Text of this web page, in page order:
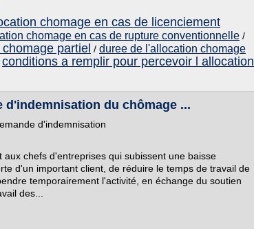
chomage en cas de licenciement
chomage en cas de rupture conventionnelle /
partiel / duree de l'allocation chomage
conditions a remplir pour percevoir l allocation
d'indemnisation du chômage ...
d'indemnisation
chefs d'entreprises qui subissent une baisse
d'un important client, de réduire le temps de travail de
temporairement l'activité, en échange du soutien
des...